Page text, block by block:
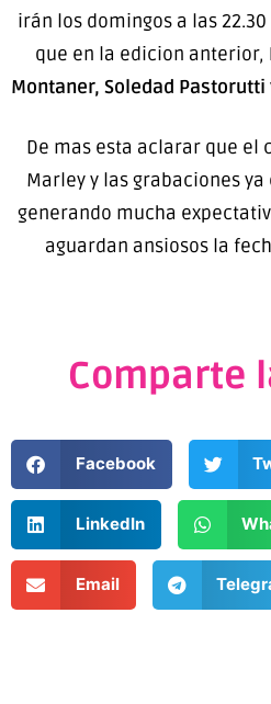
irán los domingos a las
que en la edicion anterior,
Montaner, Soledad Pastorutti
De mas esta aclarar que el
Marley y las grabaciones
generando mucha
aguardan ansiosos la
Comparte
Facebook
LinkedIn
Email